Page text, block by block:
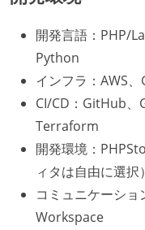
開発言語：PHP/
Python
インフラ：AWS
CI/CD：GitHub、
Terraform
開発環境：
ィタは自由に選
コミュニケーシ
Workspace